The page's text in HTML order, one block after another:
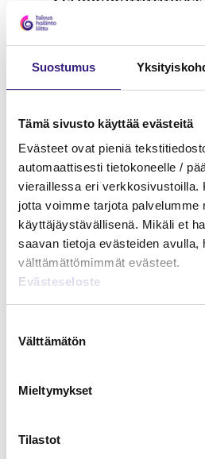
Suostumus
Tämä sivusto käyttää evästeitä
Evästeet ovat pieniä
automaattisesti tietokoneelle /
vieraillessa eri verkkosivustoilla.
jotta voimme tarjota palvelumme
käyttäjäystävällisenä. Mikäli et
saavan tietoja evästeiden avulla,
välttämättömimmät evästeet.
Evästeseloste
valinta
Välttämätön
Mieltymykset
Tilastot
ESIHENKILÖTYÖ
HUOLTOVARMUUS JA